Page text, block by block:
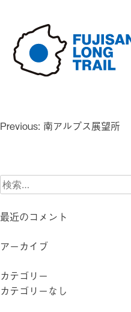
content
投
ゲ
シ
ン
Previous: 南アルプス展望所
検
索:
最近のコメント
アーカイブ
カテゴリー
カテゴリーなし